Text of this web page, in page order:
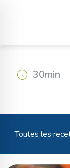
30min
Toutes les